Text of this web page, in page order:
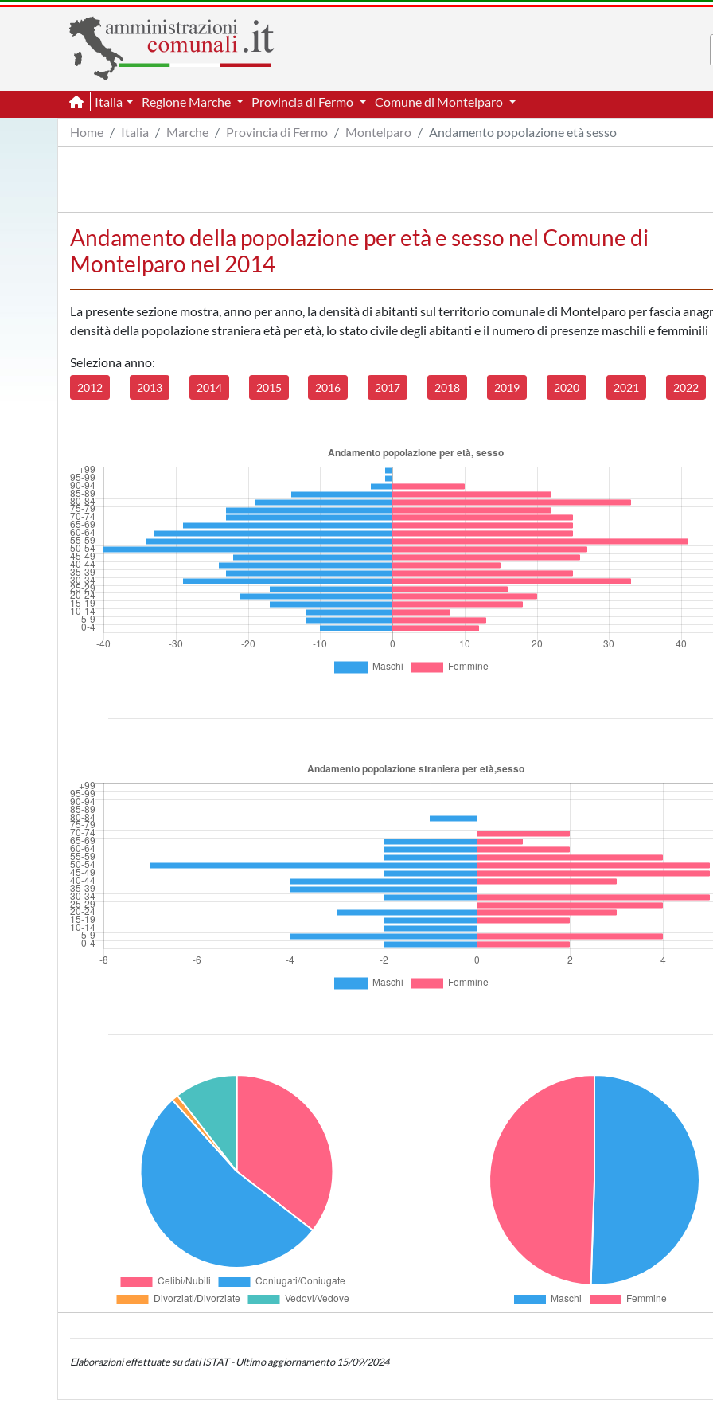
Italia Regione Marche Provincia di Fermo
Comune di Montelparo
Home
Italia Marche Provincia di Fermo Montelparo Andamento popolazione età sesso
Andamento della popolazione per età e sesso nel Comune di
Montelparo nel 2014
La presente sezione mostra, anno per anno, la densità di abitanti sul territorio comunale di Montelparo per fascia
densità della popolazione straniera età per età, lo stato civile degli abitanti e il numero di presenze maschili e femminili
Seleziona anno:
2012 2013 2014 2015 2016 2017 2018 2019 2020 2021 2022
Elaborazioni effettuate su dati ISTAT - Ultimo aggiornamento 15/09/2024